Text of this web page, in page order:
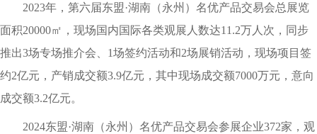
2023年，第六届东盟·湖南（永州）名优产品交易会总展览
面积20000㎡，现场国内国际各类观展人数达11.2万人次，同步
推出3场专场推介会、1场签约活动和2场展销活动，现场项目签
约2亿元，产销成交额3.9亿元，其中现场成交额7000万元，意向
成交额3.2亿元。
2024东盟·湖南（永州）名优产品交易会参展企业372家，观